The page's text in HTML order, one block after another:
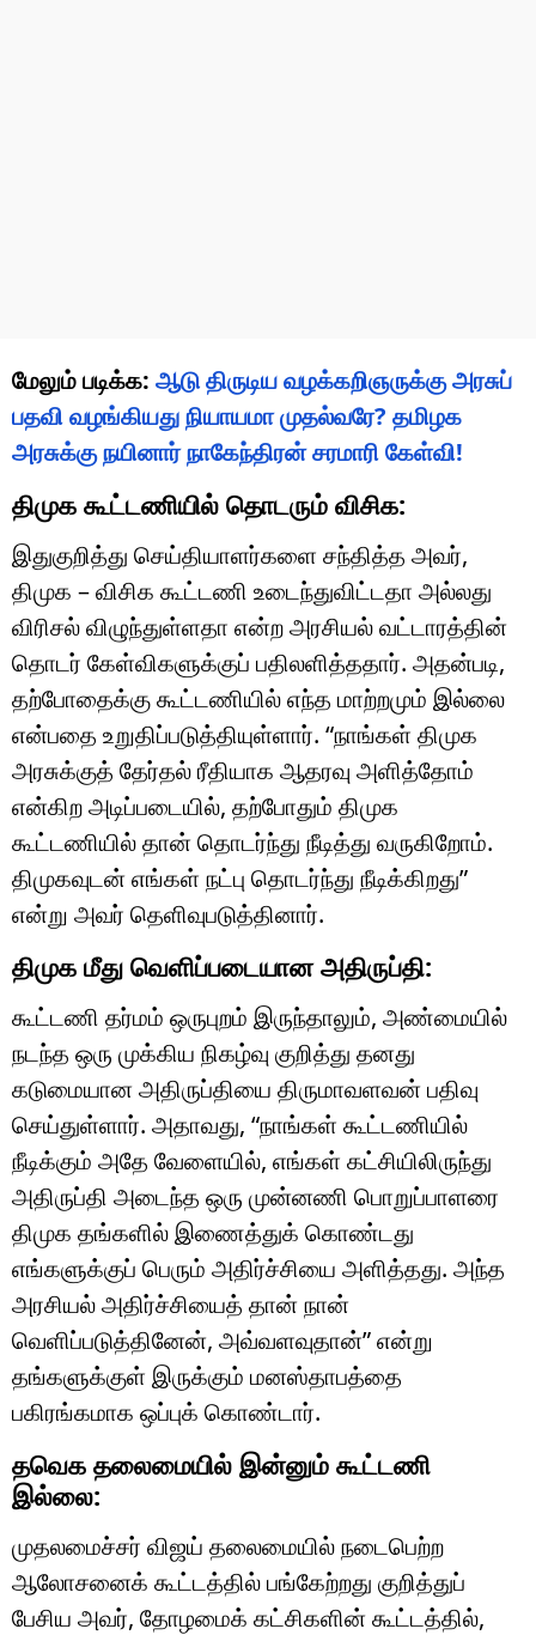
மேலும் படிக்க: ஆடு திருடிய வழக்கறிஞருக்கு அரசுப்
பதவி வழங்கியது நியாயமா முதல்வரே? தமிழக
அரசுக்கு நயினார் நாகேந்திரன் சரமாரி கேள்வி!
திமுக கூட்டணியில் தொடரும் விசிக:
இதுகுறித்து செய்தியாளர்களை சந்தித்த அவர்,
திமுக – விசிக கூட்டணி உடைந்துவிட்டதா அல்லது
விரிசல் விழுந்துள்ளதா என்ற அரசியல் வட்டாரத்தின்
தொடர் கேள்விகளுக்குப் பதிலளித்ததார். அதன்படி,
தற்போதைக்கு கூட்டணியில் எந்த மாற்றமும் இல்லை
என்பதை உறுதிப்படுத்தியுள்ளார். “நாங்கள் திமுக
அரசுக்குத் தேர்தல் ரீதியாக ஆதரவு அளித்தோம்
என்கிற அடிப்படையில், தற்போதும் திமுக
கூட்டணியில் தான் தொடர்ந்து நீடித்து வருகிறோம்.
திமுகவுடன் எங்கள் நட்பு தொடர்ந்து நீடிக்கிறது”
என்று அவர் தெளிவுபடுத்தினார்.
திமுக மீது வெளிப்படையான அதிருப்தி:
கூட்டணி தர்மம் ஒருபுறம் இருந்தாலும், அண்மையில்
நடந்த ஒரு முக்கிய நிகழ்வு குறித்து தனது
கடுமையான அதிருப்தியை திருமாவளவன் பதிவு
செய்துள்ளார். அதாவது, “நாங்கள் கூட்டணியில்
நீடிக்கும் அதே வேளையில், எங்கள் கட்சியிலிருந்து
அதிருப்தி அடைந்த ஒரு முன்னணி பொறுப்பாளரை
திமுக தங்களில் இணைத்துக் கொண்டது
எங்களுக்குப் பெரும் அதிர்ச்சியை அளித்தது. அந்த
அரசியல் அதிர்ச்சியைத் தான் நான்
வெளிப்படுத்தினேன், அவ்வளவுதான்” என்று
தங்களுக்குள் இருக்கும் மனஸ்தாபத்தை
பகிரங்கமாக ஒப்புக் கொண்டார்.
தவெக தலைமையில் இன்னும் கூட்டணி
இல்லை:
முதலமைச்சர் விஜய் தலைமையில் நடைபெற்ற
ஆலோசனைக் கூட்டத்தில் பங்கேற்றது குறித்துப்
பேசிய அவர், தோழமைக் கட்சிகளின் கூட்டத்தில்,